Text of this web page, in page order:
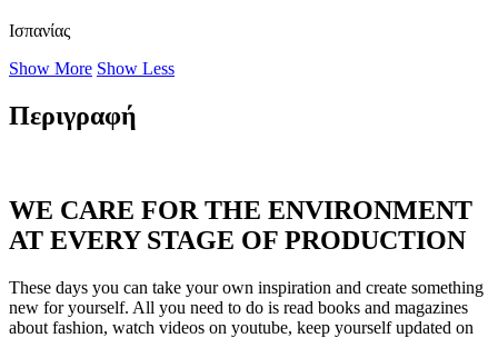
Ισπανίας
Show More Show Less
Περιγραφή
WE CARE FOR THE ENVIRONMENT
AT EVERY STAGE OF PRODUCTION
These days you can take your own inspiration and create something
new for yourself. All you need to do is read books and magazines
about fashion, watch videos on youtube, keep yourself updated on